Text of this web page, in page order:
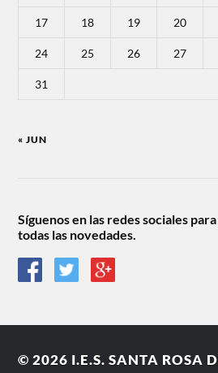
17 18 19 20
24 25 26 27
31
« JUN
Síguenos en las redes sociales
todas las novedades.
© 2026 I.E.S. SANTA ROSA